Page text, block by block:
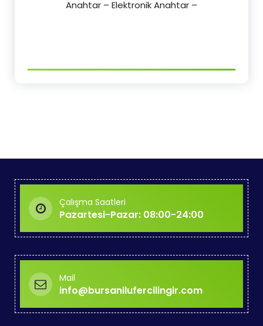
Anahtar – Elektronik Anahtar –
Çalışma Saatleri
Pazartesi-Pazar: 08:00-24:00
Mail
info@bursanilufercilingir.com